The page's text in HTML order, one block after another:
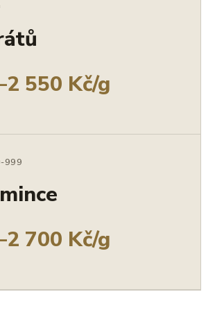
550 Kč/g
999
700 Kč/g